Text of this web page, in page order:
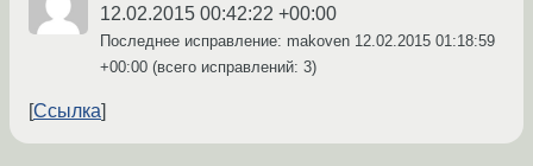
12.02.2015 00:42:22 +00:00
Последнее исправление: makoven 12.02.2015 01:18:59
+00:00 (всего исправлений: 3)
Ссылка